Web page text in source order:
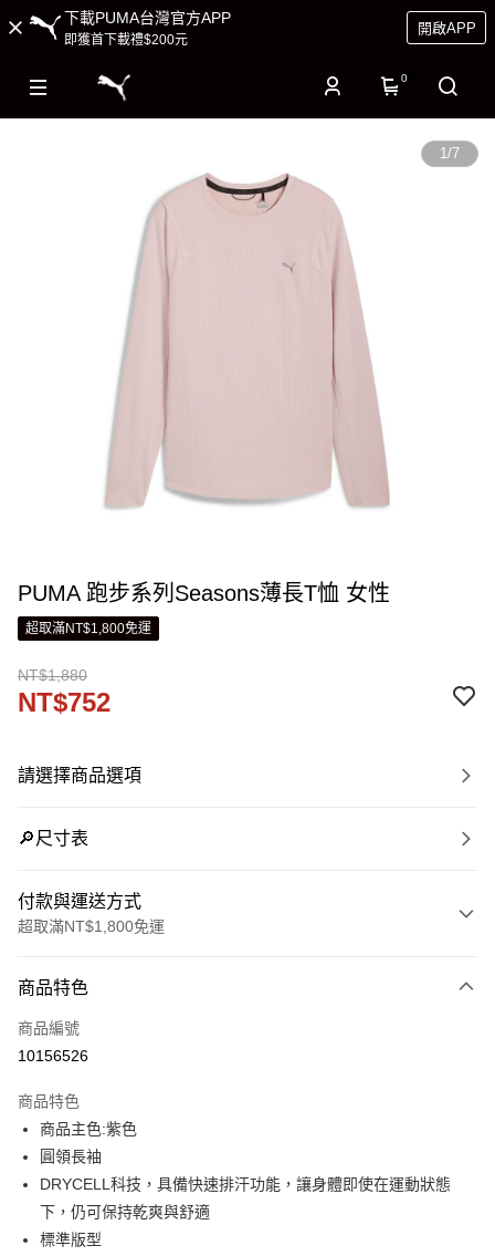
下載PUMA台灣官方APP
即獲首下載禮$200元
開啟APP
0
1/7
PUMA 跑步系列Seasons薄長T恤 女性
超取滿NT$1,800免運
NT$1,880
NT$752
請選擇商品選項
🔎尺寸表
付款與運送方式
超取滿NT$1,800免運
信用卡一次付款
LINE Pay
街口支付
悠遊付
Google Pay
貨到付款
商品特色
商品編號
10156526
商品特色
商品主色:紫色
圓領長袖
DRYCELL科技，具備快速排汗功能，讓身體即使在運動狀態
下，仍可保持乾爽與舒適
標準版型